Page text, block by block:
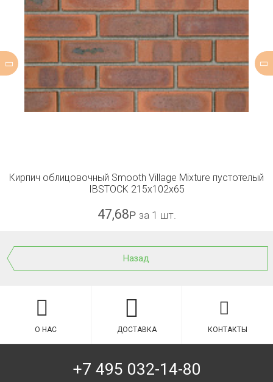
Кирпич облицовочный Smooth Village Mixture пустотелый
IBSTOCK 215х102х65
47,68Р за 1 шт.
Назад
О НАС ДОСТАВКА КОНТАКТЫ
+7 495 032-14-80